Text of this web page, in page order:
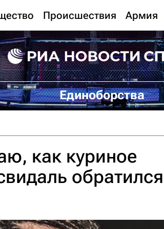
Происшествия Армия
Единоборства
как куриное